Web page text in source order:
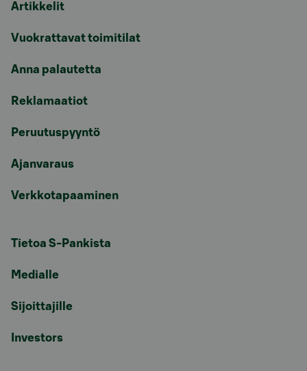
Artikkelit
Vuokrattavat toimitilat
Anna palautetta
Reklamaatiot
Peruutuspyyntö
Ajanvaraus
Verkkotapaaminen
Tietoa S-Pankista
Medialle
Sijoittajille
Investors